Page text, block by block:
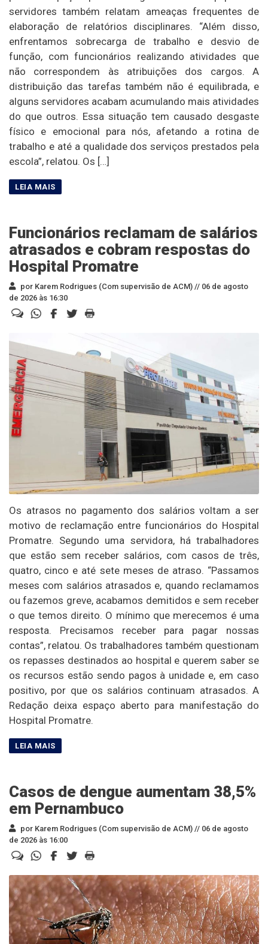
servidores também relatam ameaças frequentes de
elaboração de relatórios disciplinares. “Além disso,
enfrentamos sobrecarga de trabalho e desvio de
função, com funcionários realizando atividades que
não correspondem às atribuições dos cargos. A
distribuição das tarefas também não é equilibrada, e
alguns servidores acabam acumulando mais atividades
do que outros. Essa situação tem causado desgaste
físico e emocional para nós, afetando a rotina de
trabalho e até a qualidade dos serviços prestados pela
escola”, relatou. Os […]
Funcionários reclamam de salários
atrasados e cobram respostas do
Hospital Promatre
por Karem Rodrigues (Com supervisão de ACM) // 06 de agosto
de 2026 às 16:30
Os atrasos no pagamento dos salários voltam a ser
motivo de reclamação entre funcionários do Hospital
Promatre. Segundo uma servidora, há trabalhadores
que estão sem receber salários, com casos de três,
quatro, cinco e até sete meses de atraso. “Passamos
meses com salários atrasados e, quando reclamamos
ou fazemos greve, acabamos demitidos e sem receber
o que temos direito. O mínimo que merecemos é uma
resposta. Precisamos receber para pagar nossas
contas”, relatou. Os trabalhadores também questionam
os repasses destinados ao hospital e querem saber se
os recursos estão sendo pagos à unidade e, em caso
positivo, por que os salários continuam atrasados. A
Redação deixa espaço aberto para manifestação do
Hospital Promatre.
Casos de dengue aumentam 38,5%
em Pernambuco
por Karem Rodrigues (Com supervisão de ACM) // 06 de agosto
de 2026 às 16:00